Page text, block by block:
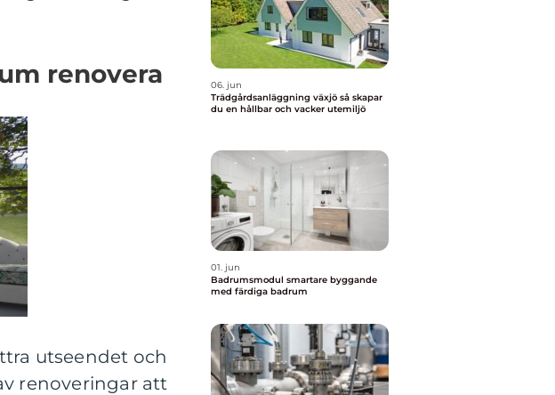
renovera
utseendet och
renoveringar att
06. jun
Trädgårdsanläggning växjö så skapar
du en hållbar och vacker utemiljö
01. jun
Badrumsmodul smartare byggande
med färdiga badrum